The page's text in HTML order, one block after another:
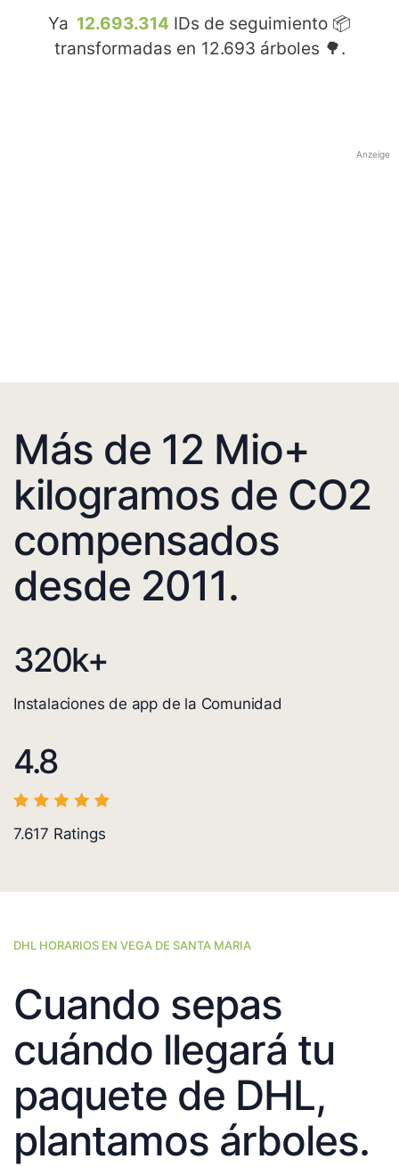
Ya 12.693.314 IDs de seguimiento 📦
transformadas en 12.693 árboles 🌳.
Anzeige
Más de 12 Mio+
kilogramos de CO2
compensados
desde 2011.
320k+
Instalaciones de app de la Comunidad
4.8
7.617 Ratings
DHL HORARIOS EN VEGA DE SANTA MARIA
Cuando sepas
cuándo llegará tu
paquete de DHL,
plantamos árboles.